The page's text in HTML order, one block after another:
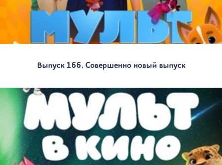
Выпуск 166. Совершенно новый выпуск